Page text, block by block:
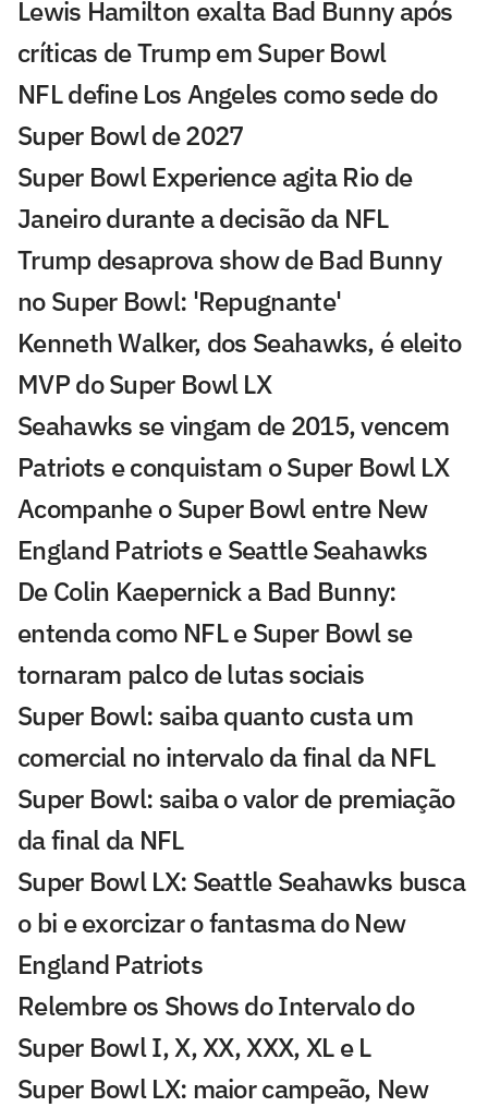
Lewis Hamilton exalta Bad Bunny após
críticas de Trump em Super Bowl
NFL define Los Angeles como sede do
Super Bowl de 2027
Super Bowl Experience agita Rio de
Janeiro durante a decisão da NFL
Trump desaprova show de Bad Bunny
no Super Bowl: 'Repugnante'
Kenneth Walker, dos Seahawks, é eleito
MVP do Super Bowl LX
Seahawks se vingam de 2015, vencem
Patriots e conquistam o Super Bowl LX
Acompanhe o Super Bowl entre New
England Patriots e Seattle Seahawks
De Colin Kaepernick a Bad Bunny:
entenda como NFL e Super Bowl se
tornaram palco de lutas sociais
Super Bowl: saiba quanto custa um
comercial no intervalo da final da NFL
Super Bowl: saiba o valor de premiação
da final da NFL
Super Bowl LX: Seattle Seahawks busca
o bi e exorcizar o fantasma do New
England Patriots
Relembre os Shows do Intervalo do
Super Bowl I, X, XX, XXX, XL e L
Super Bowl LX: maior campeão, New